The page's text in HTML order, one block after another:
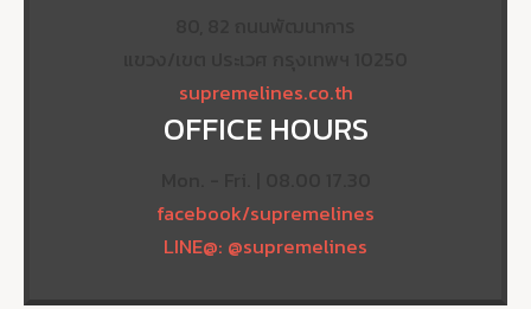
supremelines.co.th
OFFICE HOURS
facebook/supremelines
LINE@: @supremelines